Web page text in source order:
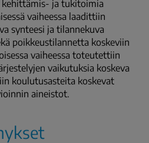
kehittämis- ja tukitoimia
vaiheessa laadittiin
synteesi ja tilannekuva
poikkeustilannetta koskeviin
vaiheessa toteutettiin
vaikutuksia koskeva
koulutusasteita koskevat
aineistot.